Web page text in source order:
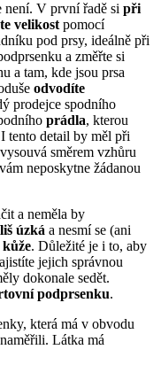
není. V první řadě si při
velikost pomocí
pod prsy, ideálně při
a změřte si
a tam, kde jsou prsa
odvodíte
prodejce spodního
prádla, kterou
tento detail by měl při
směrem vzhůru
neposkytne žádanou
a neměla by
úzká a nesmí se (ani
kůže. Důležité je i to, aby
jejich správnou
dokonale sedět.
podprsenku.
která má v obvodu
Látka má